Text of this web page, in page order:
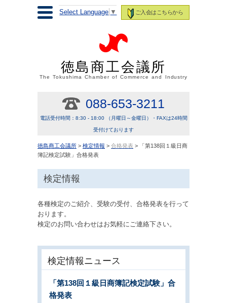
ご入会はこちらから
Select Language ▼
徳島商工会議所
The Tokushima Chamber of Commerce and Industry
088-653-3211
電話受付時間：8:30 - 18:00 （月曜日～金曜日）・FAXは24時間
受付けております
徳島商工会議所 > 検定情報 > 合格発表 > 「第138回１級日商
簿記検定試験」合格発表
検定情報
各種検定のご紹介、受験の受付、合格発表を行って
おります。
検定のお問い合わせはお気軽にご連絡下さい。
検定情報ニュース
「第138回１級日商簿記検定試験」合
格発表